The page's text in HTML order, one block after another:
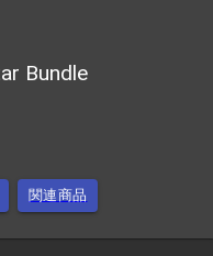
Bundle
関連商品